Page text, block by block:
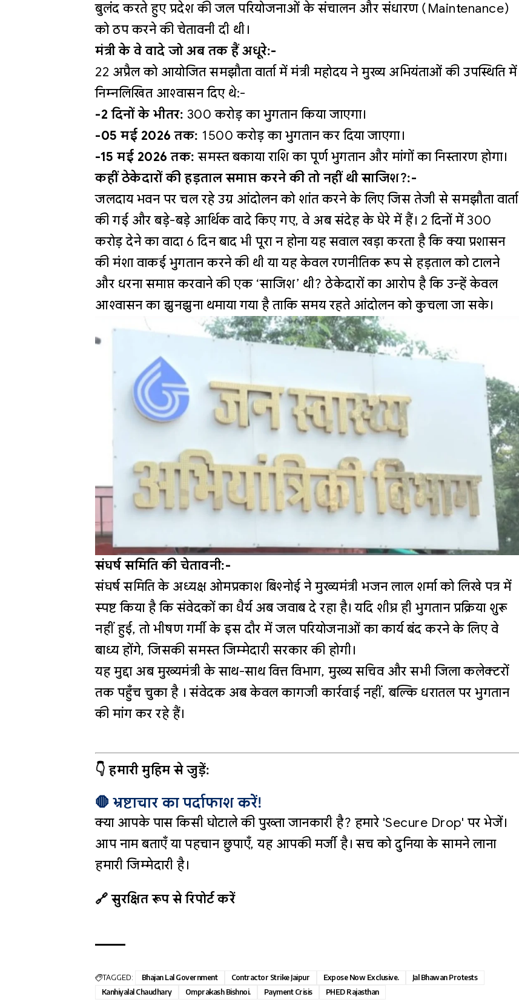
बुलंद करते हुए प्रदेश की जल परियोजनाओं के संचालन और संधारण (Maintenance)
को ठप करने की चेतावनी दी थी।
मंत्री के वे वादे जो अब तक हैं अधूरे:-
22 अप्रैल को आयोजित समझौता वार्ता में मंत्री महोदय ने मुख्य अभियंताओं की उपस्थिति में
निम्नलिखित आश्वासन दिए थे:-
-2 दिनों के भीतर: 300 करोड़ का भुगतान किया जाएगा।
-05 मई 2026 तक: 1500 करोड़ का भुगतान कर दिया जाएगा।
-15 मई 2026 तक: समस्त बकाया राशि का पूर्ण भुगतान और मांगों का निस्तारण होगा।
कहीं ठेकेदारों की हड़ताल समाप्त करने की तो नहीं थी साजिश?:-
जलदाय भवन पर चल रहे उग्र आंदोलन को शांत करने के लिए जिस तेजी से समझौता वार्ता
की गई और बड़े-बड़े आर्थिक वादे किए गए, वे अब संदेह के घेरे में हैं। 2 दिनों में 300
करोड़ देने का वादा 6 दिन बाद भी पूरा न होना यह सवाल खड़ा करता है कि क्या प्रशासन
की मंशा वाकई भुगतान करने की थी या यह केवल रणनीतिक रूप से हड़ताल को टालने
और धरना समाप्त करवाने की एक ‘साजिश’ थी? ठेकेदारों का आरोप है कि उन्हें केवल
आश्वासन का झुनझुना थमाया गया है ताकि समय रहते आंदोलन को कुचला जा सके।
संघर्ष समिति की चेतावनी:-
संघर्ष समिति के अध्यक्ष ओमप्रकाश बिश्नोई ने मुख्यमंत्री भजन लाल शर्मा को लिखे पत्र में
स्पष्ट किया है कि संवेदकों का धैर्य अब जवाब दे रहा है। यदि शीघ्र ही भुगतान प्रक्रिया शुरू
नहीं हुई, तो भीषण गर्मी के इस दौर में जल परियोजनाओं का कार्य बंद करने के लिए वे
बाध्य होंगे, जिसकी समस्त जिम्मेदारी सरकार की होगी।
यह मुद्दा अब मुख्यमंत्री के साथ-साथ वित्त विभाग, मुख्य सचिव और सभी जिला कलेक्टरों
तक पहुँच चुका है । संवेदक अब केवल कागजी कार्रवाई नहीं, बल्कि धरातल पर भुगतान
की मांग कर रहे हैं।
👇 हमारी मुहिम से जुड़ें:
🛑 भ्रष्टाचार का पर्दाफाश करें!
क्या आपके पास किसी घोटाले की पुख्ता जानकारी है? हमारे 'Secure Drop' पर भेजें।
आप नाम बताएँ या पहचान छुपाएँ, यह आपकी मर्जी है। सच को दुनिया के सामने लाना
हमारी जिम्मेदारी है।
🔗 सुरक्षित रूप से रिपोर्ट करें
TAGGED: Bhajan Lal Government Contractor Strike Jaipur Expose Now Exclusive.
Jal Bhawan Protests
Kanhiyalal Chaudhary
Omprakash Bishnoi. Payment Crisis PHED Rajasthan